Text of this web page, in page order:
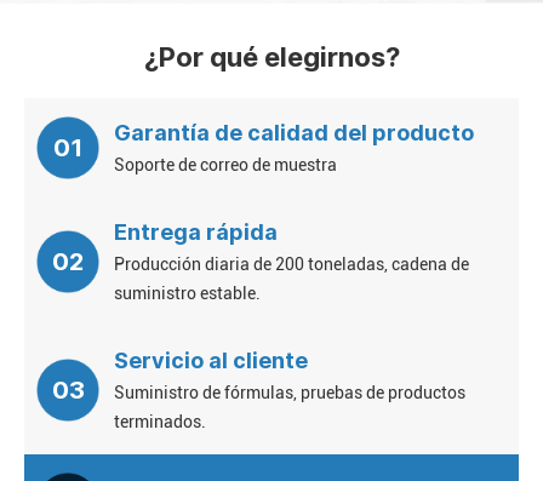
¿Por qué elegirnos?
01
Garantía de calidad del producto
Soporte de correo de muestra
02
Entrega rápida
Producción diaria de 200 toneladas, cadena de
suministro estable.
03
Servicio al cliente
Suministro de fórmulas, pruebas de productos
terminados.